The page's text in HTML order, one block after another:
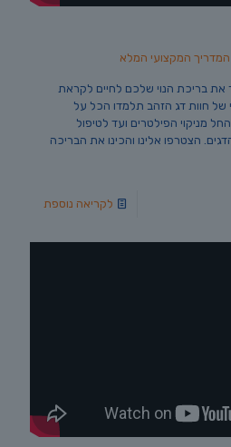
המדריך המקצועי המלא
את בריכת הנוי שלכם לחיים לקראת
חוות דג הזהב תלמדו הכל על
מניקוי הפילטרים ועד לטיפול
הצטרפו אלינו והכינו את הבריכה
לקריאה נוספת